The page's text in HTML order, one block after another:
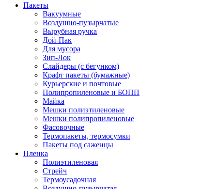
Пакеты
Вакуумные
Воздушно-пузырчатые
Вырубная ручка
Дой-Пак
Для мусора
Зип-Лок
Слайдеры (с бегунком)
Крафт пакеты (бумажные)
Курьерские и почтовые
Полипропиленовые и БОПП
Майка
Мешки полиэтиленовые
Мешки полипропиленовые
Фасовочные
Термопакеты, термосумки
Пакеты под саженцы
Пленка
Полиэтиленовая
Стрейч
Термоусадочная